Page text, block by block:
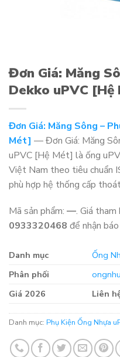
Đơn Giá: Măng
Dekko uPVC [Hệ
Đơn Giá: Măng Sông –
Mét] — Đơn Giá: Măng
uPVC [Hệ Mét] là ống
Việt Nam theo tiêu chuẩn
phù hợp hệ thống cấp
Mã sản phẩm: —. Giá
0933320468 để nhận
Danh mục
Ống
Phân phối
Giá 2026
Liên
Danh mục: Phụ Kiện Ống Nhựa